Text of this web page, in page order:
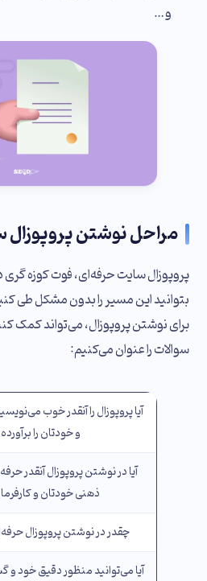
و…
مراحل نوشتن پروپوزال
پروپوزال سایت حرفه‌ای، فوت کوزه گری
بتوانید این مسیر را بدون مشکل طی
برای نوشتن پروپوزال، می‌تواند کمک
سوالات را عنوان می‌کنیم:
آیا پروپوزال را آنقدر خوب
و خودتان را
آیا در نوشتن پروپوزال آنقدر
ذهنی خودتان و
چقدر در نوشتن پروپوزال
آیا می‌توانید منظور دقیق خود و